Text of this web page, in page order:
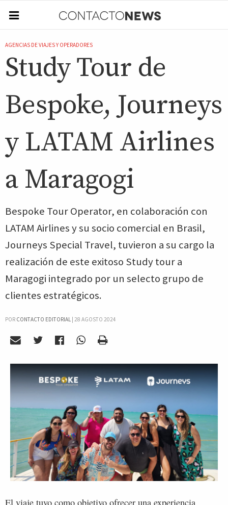
AGENCIAS DE VIAJES Y OPERADORES
Study Tour de
Bespoke, Journeys
y LATAM Airlines
a Maragogi
Bespoke Tour Operator, en colaboración con
LATAM Airlines y su socio comercial en Brasil,
Journeys Special Travel, tuvieron a su cargo la
realización de este exitoso Study tour a
Maragogi integrado por un selecto grupo de
clientes estratégicos.
POR CONTACTO EDITORIAL| 28 AGOSTO 2024
El viaje tuvo como objetivo ofrecer una experiencia